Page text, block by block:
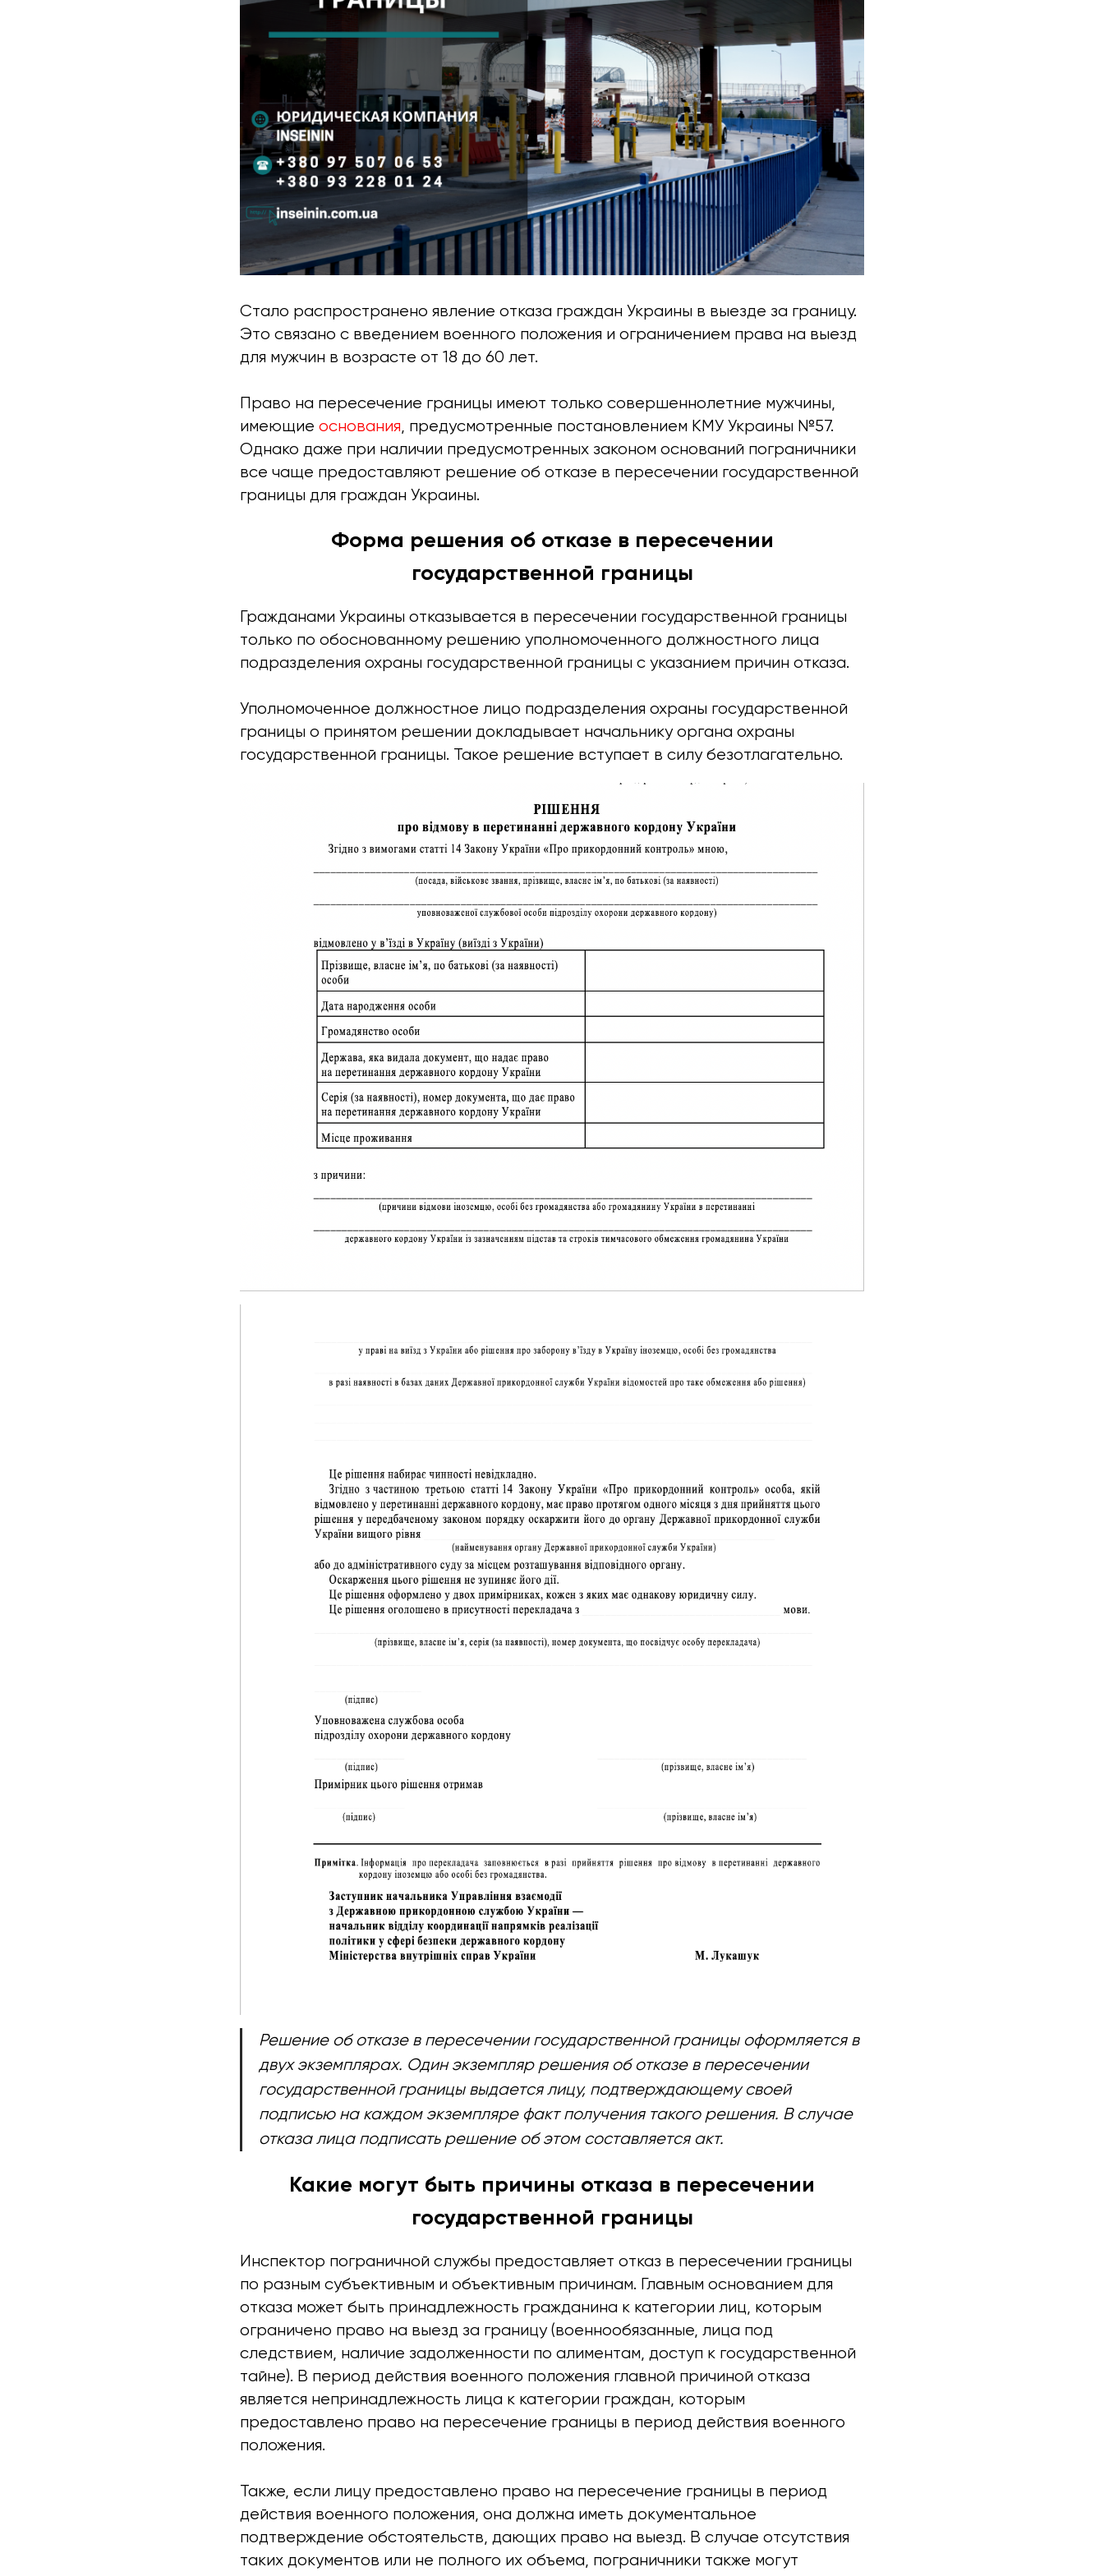
Стало распространено явление отказа граждан Украины в выезде за границу.
Это связано с введением военного положения и ограничением права на выезд
для мужчин в возрасте от 18 до 60 лет.
Право на пересечение границы имеют только совершеннолетние мужчины,
имеющие основания, предусмотренные постановлением КМУ Украины №57.
Однако даже при наличии предусмотренных законом оснований пограничники
все чаще предоставляют решение об отказе в пересечении государственной
границы для граждан Украины.
Форма решения об отказе в пересечении
государственной границы
Гражданами Украины отказывается в пересечении государственной границы
только по обоснованному решению уполномоченного должностного лица
подразделения охраны государственной границы с указанием причин отказа.
Уполномоченное должностное лицо подразделения охраны государственной
границы о принятом решении докладывает начальнику органа охраны
государственной границы. Такое решение вступает в силу безотлагательно.
Решение об отказе в пересечении государственной границы оформляется в
двух экземплярах. Один экземпляр решения об отказе в пересечении
государственной границы выдается лицу, подтверждающему своей
подписью на каждом экземпляре факт получения такого решения. В случае
отказа лица подписать решение об этом составляется акт.
Какие могут быть причины отказа в пересечении
государственной границы
Инспектор пограничной службы предоставляет отказ в пересечении границы
по разным субъективным и объективным причинам. Главным основанием для
отказа может быть принадлежность гражданина к категории лиц, которым
ограничено право на выезд за границу (военнообязанные, лица под
следствием, наличие задолженности по алиментам, доступ к государственной
тайне). В период действия военного положения главной причиной отказа
является непринадлежность лица к категории граждан, которым
предоставлено право на пересечение границы в период действия военного
положения.
Также, если лицу предоставлено право на пересечение границы в период
действия военного положения, она должна иметь документальное
подтверждение обстоятельств, дающих право на выезд. В случае отсутствия
таких документов или не полного их объема, пограничники также могут